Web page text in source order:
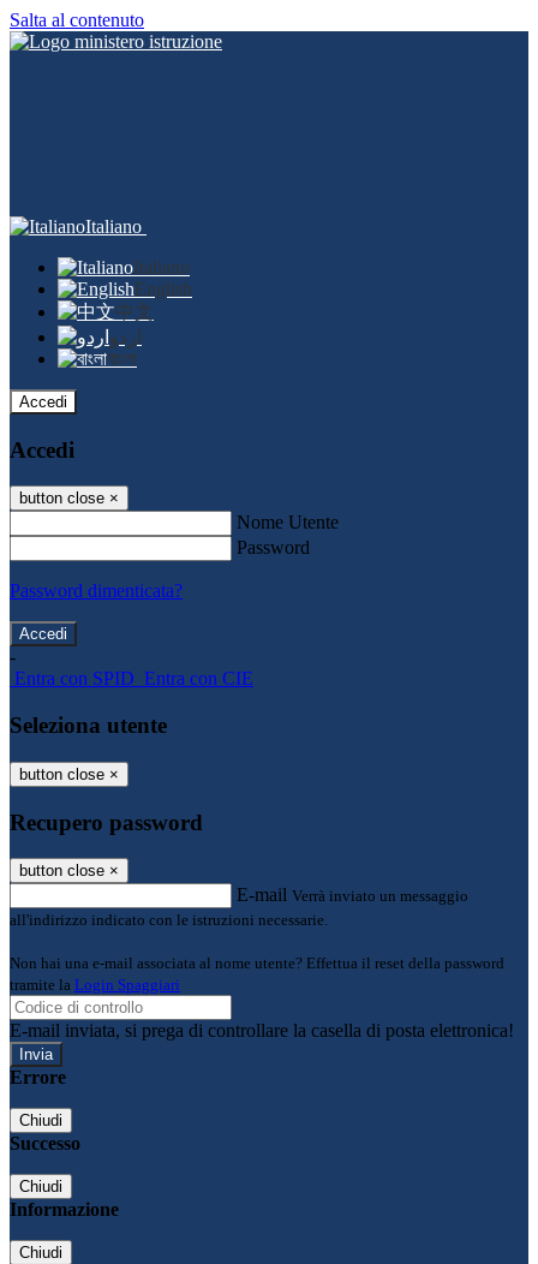
Salta al contenuto
Italiano
Italiano
English
中文
اردو
বাংলা
Accedi
Accedi
button close ×
Nome Utente
Password
Password dimenticata?
-
Entra con SPID Entra con CIE
Seleziona utente
button close ×
Recupero password
button close ×
E-mail Verrà inviato un messaggio
all'indirizzo indicato con le istruzioni necessarie.
Non hai una e-mail associata al nome utente? Effettua il reset della password
tramite la Login Spaggiari
E-mail inviata, si prega di controllare la casella di posta elettronica!
Errore
Chiudi
Successo
Chiudi
Informazione
Chiudi